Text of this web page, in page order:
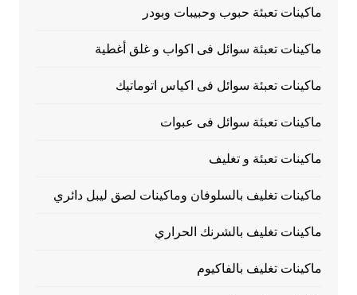
ماكينات تعبئة حبوب وحبيبات وبودر
ماكينات تعبئة سوائل فى اكواب و غلق أغطية
ماكينات تعبئة سوائل فى اكياس اتوماتيك
ماكينات تعبئة سوائل فى عبوات
ماكينات تعبئة و تغليف
ماكينات تغليف بالسلوفان وماكينات لصق ليبل دائري
ماكينات تغليف بالشرنك الحراري
ماكينات تغليف بالفاكيوم